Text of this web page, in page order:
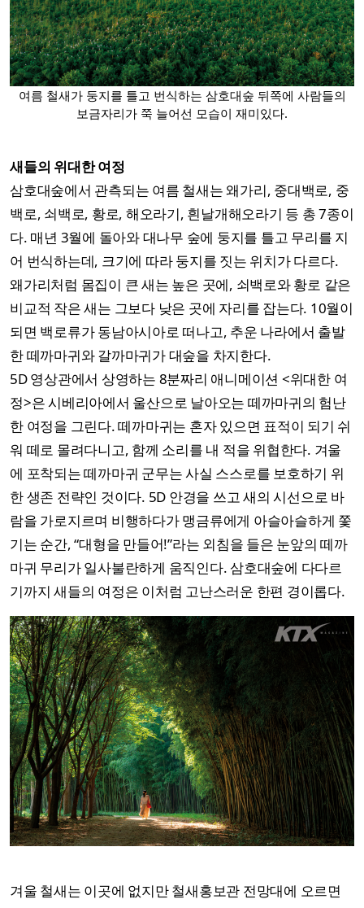
여름 철새가 둥지를 틀고 번식하는 삼호대숲 뒤쪽에 사람들의
보금자리가 쭉 늘어선 모습이 재미있다.
새들의 위대한 여정
삼호대숲에서 관측되는 여름 철새는 왜가리, 중대백로, 중
백로, 쇠백로, 황로, 해오라기, 흰날개해오라기 등 총 7종이
다. 매년 3월에 돌아와 대나무 숲에 둥지를 틀고 무리를 지
어 번식하는데, 크기에 따라 둥지를 짓는 위치가 다르다.
왜가리처럼 몸집이 큰 새는 높은 곳에, 쇠백로와 황로 같은
비교적 작은 새는 그보다 낮은 곳에 자리를 잡는다. 10월이
되면 백로류가 동남아시아로 떠나고, 추운 나라에서 출발
한 떼까마귀와 갈까마귀가 대숲을 차지한다.
5D 영상관에서 상영하는 8분짜리 애니메이션 <위대한 여
정>은 시베리아에서 울산으로 날아오는 떼까마귀의 험난
한 여정을 그린다. 떼까마귀는 혼자 있으면 표적이 되기 쉬
워 떼로 몰려다니고, 함께 소리를 내 적을 위협한다. 겨울
에 포착되는 떼까마귀 군무는 사실 스스로를 보호하기 위
한 생존 전략인 것이다. 5D 안경을 쓰고 새의 시선으로 바
람을 가로지르며 비행하다가 맹금류에게 아슬아슬하게 쫓
기는 순간, “대형을 만들어!”라는 외침을 들은 눈앞의 떼까
마귀 무리가 일사불란하게 움직인다. 삼호대숲에 다다르
기까지 새들의 여정은 이처럼 고난스러운 한편 경이롭다.
겨울 철새는 이곳에 없지만 철새홍보관 전망대에 오르면